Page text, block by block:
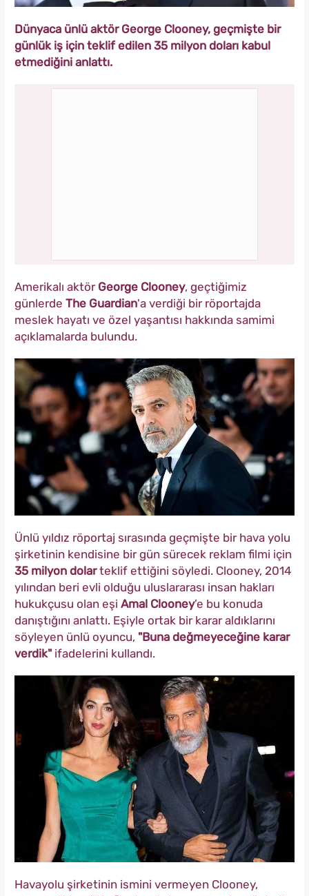
Dünyaca ünlü aktör George Clooney, geçmişte bir
günlük iş için teklif edilen 35 milyon doları kabul
etmediğini anlattı.
Amerikalı aktör George Clooney, geçtiğimiz
günlerde The Guardian'a verdiği bir röportajda
meslek hayatı ve özel yaşantısı hakkında samimi
açıklamalarda bulundu.
Ünlü yıldız röportaj sırasında geçmişte bir hava yolu
şirketinin kendisine bir gün sürecek reklam filmi için
35 milyon dolarteklif ettiğini söyledi. Clooney, 2014
yılından beri evli olduğu uluslararası insan hakları
hukukçusu olan eşi Amal Clooney’e bu konuda
danıştığını anlattı. Eşiyle ortak bir karar aldıklarını
söyleyen ünlü oyuncu, "Buna değmeyeceğine karar
verdik" ifadelerini kullandı.
Havayolu şirketinin ismini vermeyen Clooney,